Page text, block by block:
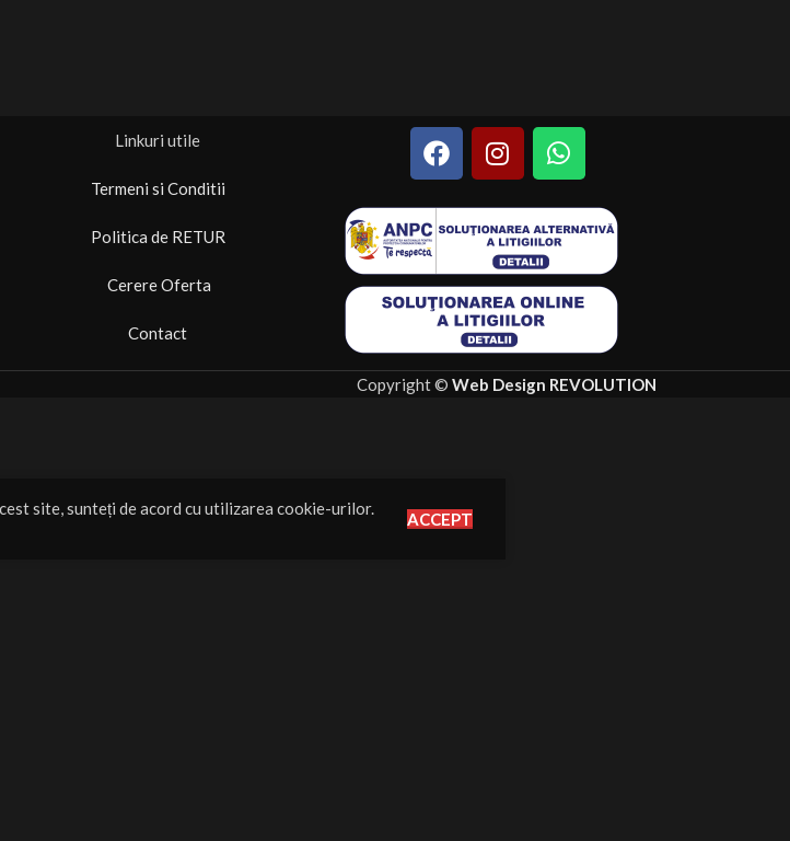
Linkuri utile
Termeni si Conditii
Politica de RETUR
Cerere Oferta
Contact
Copyright © Web Design REVOLUTION
site, sunteți de acord cu utilizarea cookie-urilor.
ACCEPT